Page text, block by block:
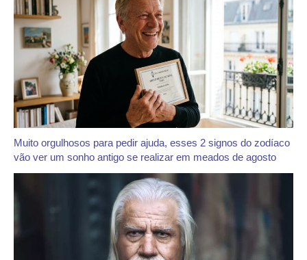
Muito orgulhosos para pedir ajuda, esses 2 signos do zodíaco
vão ver um sonho antigo se realizar em meados de agosto